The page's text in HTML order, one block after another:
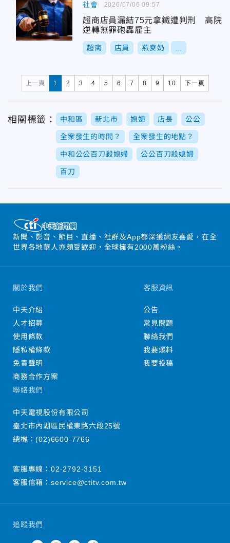
社會
超商店員漏結75元拿鐵遭判刑 高院
逆轉無罪砲轟雇主
超商 店員 燕麥奶
2026/07/06 09:57
上一頁 1 2 3 4 5 6 7 8 9 10 下一頁
相關標籤： 中和區 新北市 媳婦 店長 公公
全案發生的時間？ 全案發生的地點？
中和公公百刀殺媳婦 公公百刀殺媳婦
百刀
新聞、影音、節目、直播、社群及App都深獲網友喜愛，在全
世界各地華人亦頗受歡迎，全球擁有2000萬粉絲。
追蹤我們
關於我們
中天介紹
人才招募
使用條款
隱私權條款
免責聲明
商務合作方案
客服資訊
公告
常見問題
聯絡我們
我要爆料
我要投稿
聯絡我們
中天電視股份有限公司
臺北市內湖區民權東路六段25號
總機：(02)6600-7766
客服專線： 02-2792-3151
客服信箱： service@ctitv.com.tw